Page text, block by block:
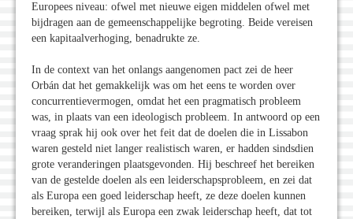
Europees niveau: ofwel met nieuwe eigen middelen ofwel met
bijdragen aan de gemeenschappelijke begroting. Beide vereisen
een kapitaalverhoging, benadrukte ze.
In de context van het onlangs aangenomen pact zei de heer
Orbán dat het gemakkelijk was om het eens te worden over
concurrentievermogen, omdat het een pragmatisch probleem
was, in plaats van een ideologisch probleem. In antwoord op een
vraag sprak hij ook over het feit dat de doelen die in Lissabon
waren gesteld niet langer realistisch waren, er hadden sindsdien
grote veranderingen plaatsgevonden. Hij beschreef het bereiken
van de gestelde doelen als een leiderschapsprobleem, en zei dat
als Europa een goed leiderschap heeft, ze deze doelen kunnen
bereiken, terwijl als Europa een zwak leiderschap heeft, dat tot